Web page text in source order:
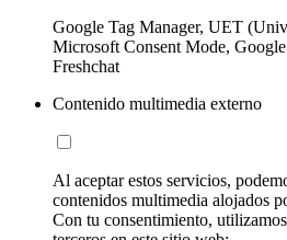
Google Tag Manager, UET
Microsoft Consent Mode,
Freshchat
Contenido multimedia externo
Al aceptar estos servicios,
contenidos multimedia alojados
Con tu consentimiento,